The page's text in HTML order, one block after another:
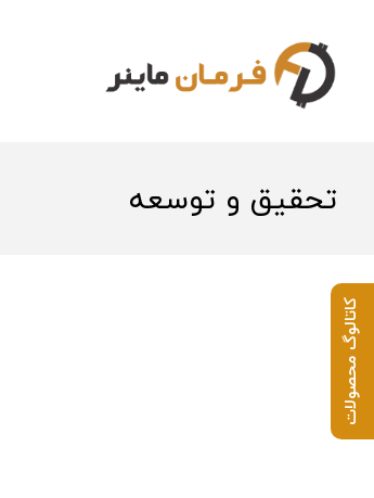
تحقیق و توسعه
کاتالوگ محصولات